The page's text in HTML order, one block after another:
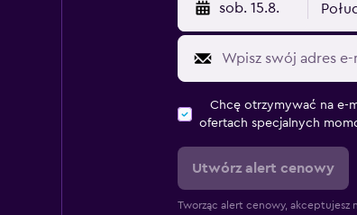
sob. 15.8.
Chcę otrzymywać na e-
ofertach specjalnych
Utwórz alert cenowy
Tworząc alert cenowy, akceptujesz